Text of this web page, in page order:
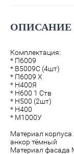
ОПИСАНИЕ
Комплектация:
* П6009
* В5009С (4шт)
* П6009 Х
* Н400Я
* Н600 1 Ств
* Н500 (2шт)
* Н400
* М1000У
Материал
анкор тёмный
Материал фасада